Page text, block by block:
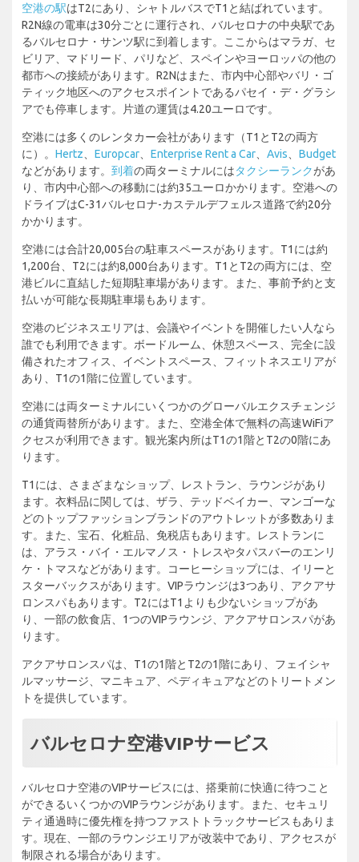
空港の駅はT2にあり、シャトルバスでT1と結ばれています。
R2N線の電車は30分ごとに運行され、バルセロナの中央駅であ
るバルセロナ・サンツ駅に到着します。ここからはマラガ、セ
ビリア、マドリード、パリなど、スペインやヨーロッパの他の
都市への接続があります。R2Nはまた、市内中心部やバリ・ゴ
ティック地区へのアクセスポイントであるパセイ・デ・グラシ
アでも停車します。片道の運賃は4.20ユーロです。
空港には多くのレンタカー会社があります（T1とT2の両方
に）。 Hertz Europcar Enterprise Rent a Car Avis
Budget
などがあります。 到着の両ターミナルにはタクシーランクがあ
り、市内中心部への移動には約35ユーロかかります。空港への
ドライブはC-31バルセロナ-カステルデフェルス道路で約20分
かかります。
空港には合計20,005台の駐車スペースがあります。T1には約
1,200台、T2には約8,000台あります。T1とT2の両方には、空
港ビルに直結した短期駐車場があります。また、事前予約と支
払いが可能な長期駐車場もあります。
空港のビジネスエリアは、会議やイベントを開催したい人なら
誰でも利用できます。ボードルーム、休憩スペース、完全に設
備されたオフィス、イベントスペース、フィットネスエリアが
あり、T1の1階に位置しています。
空港には両ターミナルにいくつかのグローバルエクスチェンジ
の通貨両替所があります。また、空港全体で無料の高速WiFiア
クセスが利用できます。観光案内所はT1の1階とT2の0階にあ
ります。
T1には、さまざまなショップ、レストラン、ラウンジがあり
ます。衣料品に関しては、ザラ、テッドベイカー、マンゴーな
どのトップファッションブランドのアウトレットが多数ありま
す。また、宝石、化粧品、免税店もあります。レストランに
は、アラス・バイ・エルマノス・トレスやタパスバーのエンリ
ケ・トマスなどがあります。コーヒーショップには、イリーと
スターバックスがあります。VIPラウンジは3つあり、アクアサ
ロンスパもあります。T2にはT1よりも少ないショップがあ
り、一部の飲食店、1つのVIPラウンジ、アクアサロンスパがあ
ります。
アクアサロンスパは、T1の1階とT2の1階にあり、フェイシャ
ルマッサージ、マニキュア、ペディキュアなどのトリートメン
トを提供しています。
バルセロナ空港VIPサービス
バルセロナ空港のVIPサービスには、搭乗前に快適に待つこと
ができるいくつかのVIPラウンジがあります。また、セキュリ
ティ通過時に優先権を持つファストトラックサービスもありま
す。現在、一部のラウンジエリアが改装中であり、アクセスが
制限される場合があります。